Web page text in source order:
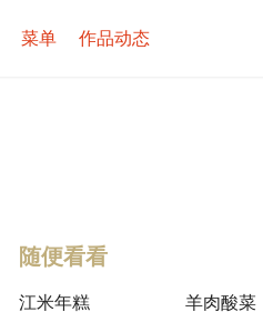
菜单 作品动态
随便看看
江米年糕 羊肉酸菜